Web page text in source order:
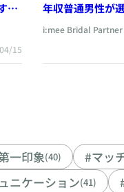
15
年収普通男性が
i:mee Bridal Partner
一印象(40)
#マッ
ニケーション(41)